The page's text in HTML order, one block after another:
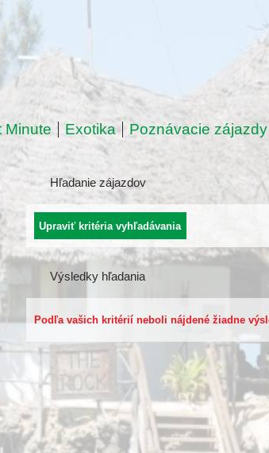
Minute Exotika Poznávacie zájazdy
Hľadanie zájazdov
Výsledky hľadania
Podľa vašich kritérií neboli nájdené žiadne